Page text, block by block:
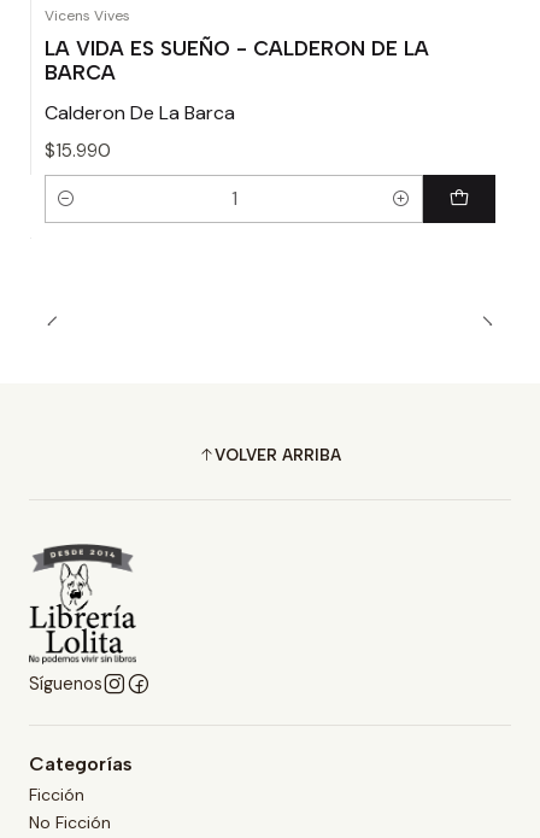
Vicens Vives
LA VIDA ES SUEÑO - CALDERON DE LA
BARCA
Calderon De La Barca
$15.990
Cantidad
VOLVER ARRIBA
Síguenos
Categorías
Ficción
No Ficción